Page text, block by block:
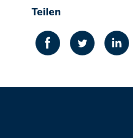
Teilen